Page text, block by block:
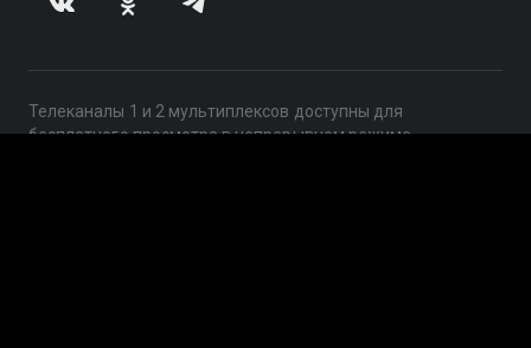
Телеканалы 1 и 2 мультиплексов доступны для
бесплатного просмотра в непрерывном режиме,